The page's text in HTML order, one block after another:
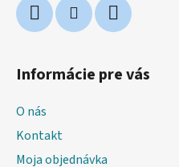
Informácie pre vás
O nás
Kontakt
Moja objednávka